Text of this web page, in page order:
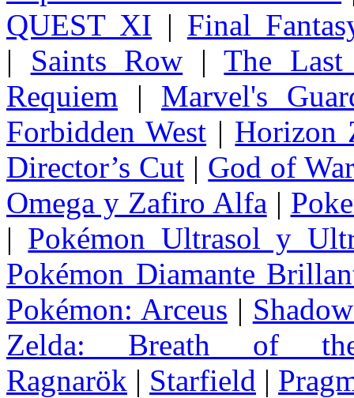
QUEST XI | Final
| Saints Row |The
Requiem | Marvel's
Forbidden West | Horizon
Director’s Cut | God of
Omega y Zafiro Alfa |
| Pokémon Ultrasol y
Pokémon Diamante
Pokémon: Arceus |
Zelda: Breath of
Ragnarök | Starfield |